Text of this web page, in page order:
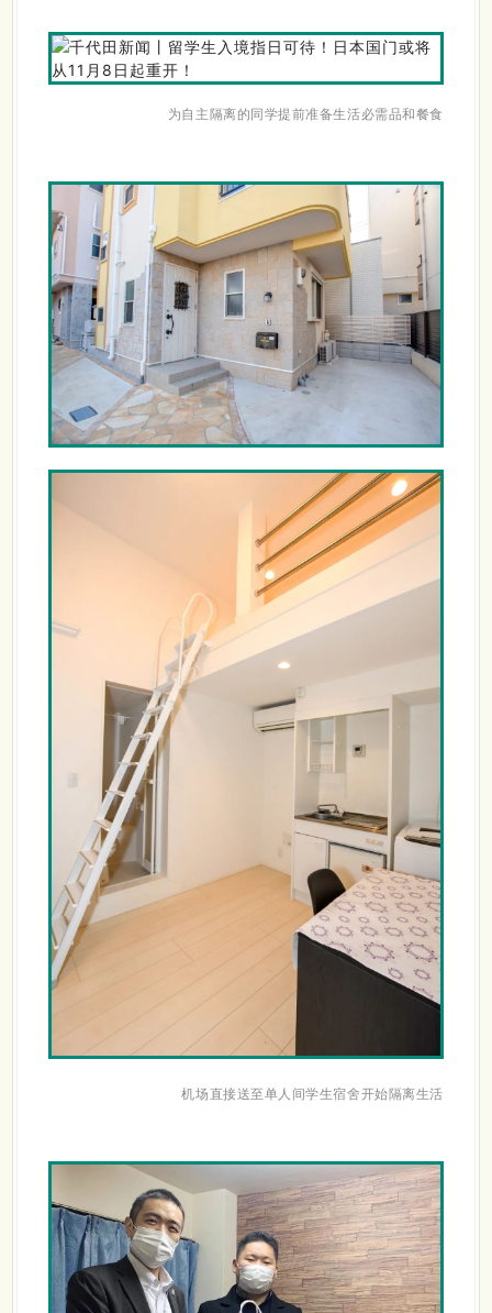
为自主隔离的同学提前准备生活必需品和餐食
机场直接送至单人间学生宿舍开始隔离生活